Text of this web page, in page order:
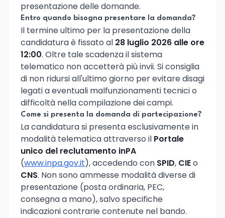
presentazione delle domande.
Entro quando bisogna presentare la domanda?
Il termine ultimo per la presentazione della
candidatura è fissato al 28 luglio 2026 alle ore
12:00. Oltre tale scadenza il sistema
telematico non accetterà più invii. Si consiglia
di non ridursi all'ultimo giorno per evitare disagi
legati a eventuali malfunzionamenti tecnici o
difficoltà nella compilazione dei campi.
Come si presenta la domanda di partecipazione?
La candidatura si presenta esclusivamente in
modalità telematica attraverso il Portale
unico del reclutamento inPA
(www.inpa.gov.it), accedendo con SPID, CIEo
CNS. Non sono ammesse modalità diverse di
presentazione (posta ordinaria, PEC,
consegna a mano), salvo specifiche
indicazioni contrarie contenute nel bando.